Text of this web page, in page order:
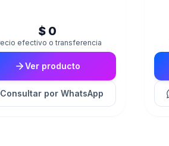
$ 0
efectivo o transferencia
Ver producto
Consultar por WhatsApp